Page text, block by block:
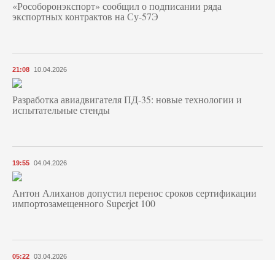
«Рособоронэкспорт» сообщил о подписании ряда
экспортных контрактов на Су-57Э
21:08 10.04.2026
Разработка авиадвигателя ПД-35: новые технологии и
испытательные стенды
19:55 04.04.2026
Антон Алиханов допустил перенос сроков сертификации
импортозамещенного Superjet 100
05:22 03.04.2026